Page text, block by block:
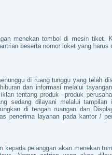
menekan tombol di mesin tiket.
beserta nomor loket yang harus
di ruang tunggu yang telah
dan informasi melalui
tentang produk –produk
sedang dilayani melalui tampilan
di tengah ruangan dan
penerima layanan pada kantor /
pelanggan akan menekan